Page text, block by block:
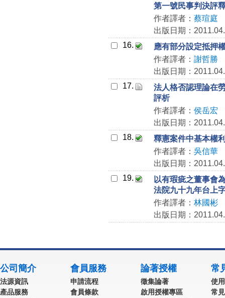
第一號民事判決評
作者譯者： 蔡瑄庭
出版日期：
16.
應有部分設定抵押
作者譯者： 謝哲勝
出版日期：
17.
法人格否認理論在
評析
作者譯者： 侯岳宏
出版日期：
18.
釋憲案件中基本權
作者譯者： 吳信華
出版日期：
19.
以有瑕疵之董事會
法院九十九年台上
作者譯者： 林國彬
出版日期：
公司簡介
法源資訊
產品服務
會員服務
申請流程
會員條款
論著授權
徵集論著
啟用授權專區
常
使
常